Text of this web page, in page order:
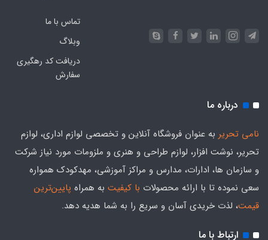
تماس با ما
وبلاگ
دریافت کد رهگیری
سفارش
درباره ما
نامی تحریر به عنوان فروشگاه آنلاین و تخصصی لوازم اداری، لوازم
تحریر، نوشت افزار، لوازم طراحی و هنری و ملزومات مورد نیاز شرکت
و سازمان ها، ادارات، مدارس و مراکز آموزشی، مهدکودک همواره
سعی نموده تا با ارائه محصولات با کیفیت به همراه پایین‌ترین
قیمت، لذت خریدی آسان و سریع را به شما هدیه‌ دهد.
ارتباط با ما